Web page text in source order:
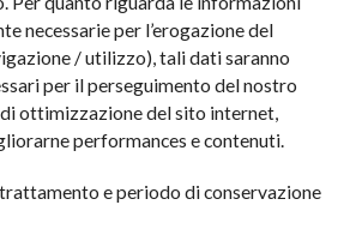
piastre
e mandorlate
a caldo
necessarie per l’erogazione del
/ utilizzo), tali dati saranno
per il perseguimento del nostro
ottimizzazione del sito internet,
performances e contenuti.
e periodo di conservazione